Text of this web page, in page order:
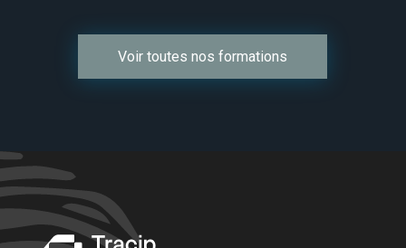
Voir toutes nos formations